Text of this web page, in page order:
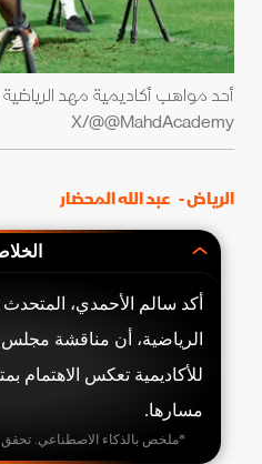
X/@@MahdAcademy
الرياض - عبد الله المحضار
أكد سالم الأحمدي،
الرياضية، أن مناقشة
للأكاديمية تعكس الاهتمام
مسارها.
*ملخص بالذكاء الاصطناعي.